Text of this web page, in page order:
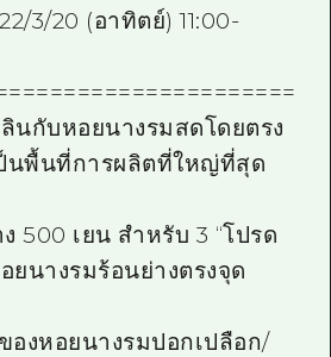
3/20 (อาทิตย์) 11:00-
นกับหอยนางรมสดโดยตรง
นพื้นที่การผลิตที่ใหญ่ที่สุด
500 เยน สำหรับ 3 “โปรด
ยนางรมร้อนย่างตรงจุด
งหอยนางรมปอกเปลือก/